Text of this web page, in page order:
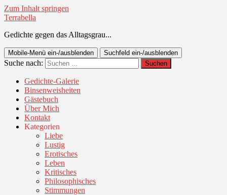
Zum Inhalt springen
Terrabella
Gedichte gegen das Alltagsgrau...
Mobile-Menü ein-/ausblenden Suchfeld ein-/ausblenden
Suche nach:
Gedichte-Galerie
Binsenweisheiten
Gästebuch
Über Mich
Kontakt
Kategorien
Liebe
Lustig
Erotisches
Leben
Kritisches
Philosophisches
Stimmungen